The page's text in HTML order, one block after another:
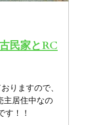
民家とRC
りますので、
主居住中なの
す！！